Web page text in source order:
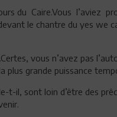
du Caire.Vous l’aviez
le chantre du yes we
vous n’avez pas
plus grande puissance
t-il, sont loin d’être des